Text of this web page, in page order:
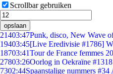
Scrollbar gebruiken
opslaan
21403:47Punk, disco, New Wave
19403:45[Live Eredivisie #1786]
18703:41Tour de France femmes
27803:26Oorlog in Oekraïne
7302:44Spaanstalige nummers #34